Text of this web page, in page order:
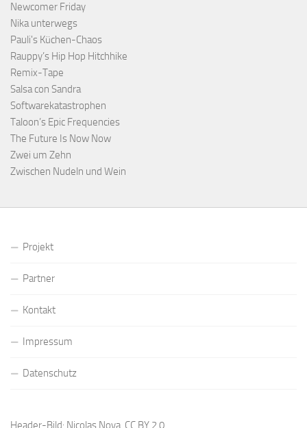
Newcomer Friday
Nika unterwegs
Pauli's Küchen-Chaos
Rauppy’s Hip Hop Hitchhike
Remix-Tape
Salsa con Sandra
Softwarekatastrophen
Taloon’s Epic Frequencies
The Future Is Now Now
Zwei um Zehn
Zwischen Nudeln und Wein
Projekt
Partner
Kontakt
Impressum
Datenschutz
Header-Bild: Nicolas Nova, CC BY 2.0